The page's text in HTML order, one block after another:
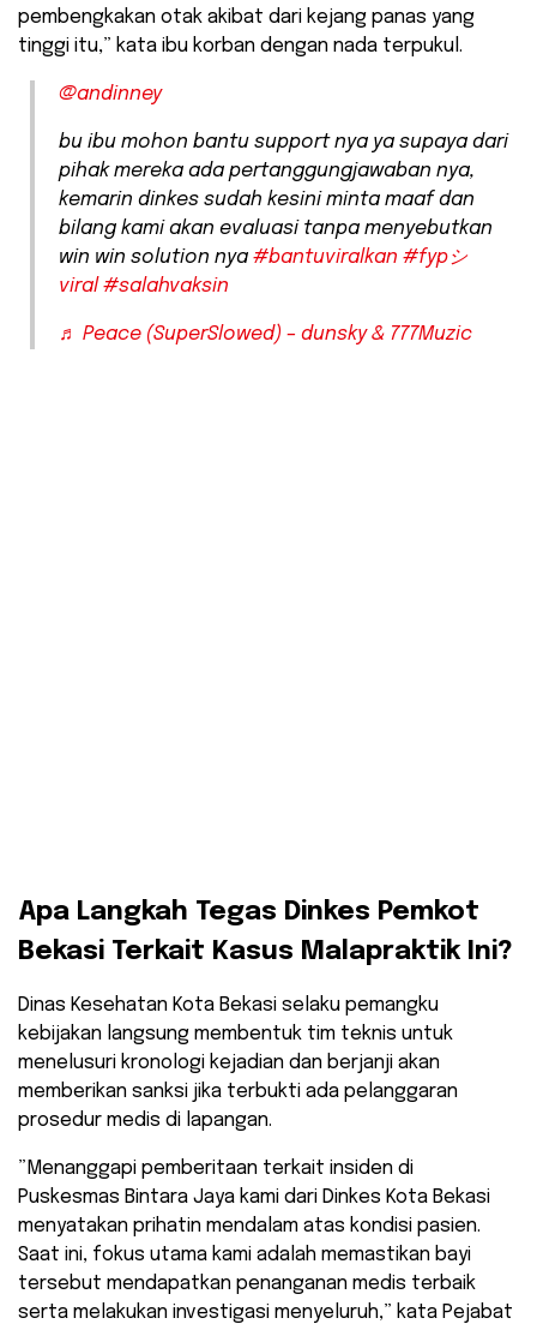
pembengkakan otak akibat dari kejang panas yang
tinggi itu,” kata ibu korban dengan nada terpukul.
@andinney
bu ibu mohon bantu support nya ya supaya dari
pihak mereka ada pertanggungjawaban nya,
kemarin dinkes sudah kesini minta maaf dan
bilang kami akan evaluasi tanpa menyebutkan
win win solution nya #bantuviralkan #fypシ゚
viral #salahvaksin
♬ Peace (SuperSlowed) – dunsky & 777Muzic
​Apa Langkah Tegas Dinkes Pemkot
Bekasi Terkait Kasus Malapraktik Ini?
​Dinas Kesehatan Kota Bekasi selaku pemangku
kebijakan langsung membentuk tim teknis untuk
menelusuri kronologi kejadian dan berjanji akan
memberikan sanksi jika terbukti ada pelanggaran
prosedur medis di lapangan.
​”Menanggapi pemberitaan terkait insiden di
Puskesmas Bintara Jaya kami dari Dinkes Kota Bekasi
menyatakan prihatin mendalam atas kondisi pasien.
Saat ini, fokus utama kami adalah memastikan bayi
tersebut mendapatkan penanganan medis terbaik
serta melakukan investigasi menyeluruh,” kata Pejabat